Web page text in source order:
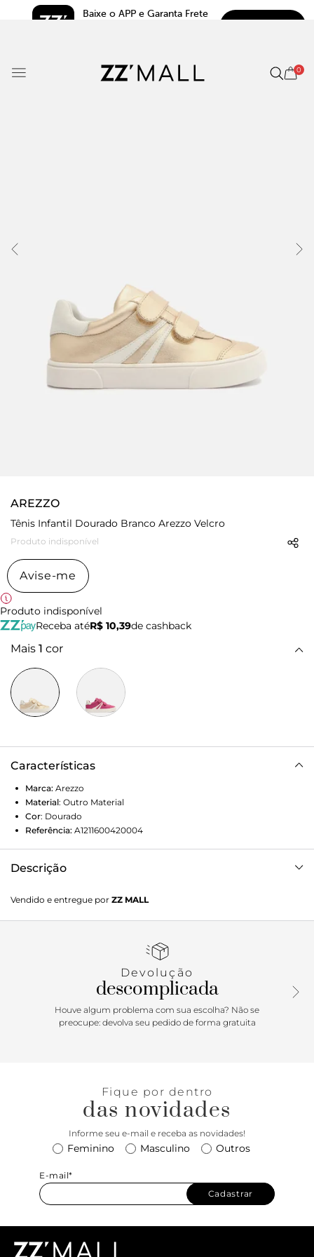
Baixe o APP e Garanta Frete
0
AREZZO
Tênis Infantil Dourado Branco Arezzo Velcro
Produto indisponível
Avise-me
Produto indisponível
Receba atéR$ 10,39de cashback
Mais 1 cor
Características
Marca: Arezzo
Material: Outro Material
Cor: Dourado
Referência: A1211600420004
Descrição
emborrachado branco. Traz aplicações brancas nas laterais
do cabedal e parte traseira. De bico redondo, o tênis tem
linha de calçados infantil da Arezzo, a Arezzo Bambini.
Vendido e entregue por ZZ MALL
Devolução
descomplicada
Houve algum problema com sua escolha? Não se
preocupe: devolva seu pedido de forma gratuita
Fique por dentro
das novidades
Informe seu e-mail e receba as novidades!
Feminino Masculino Outros
E-mail*
Cadastrar